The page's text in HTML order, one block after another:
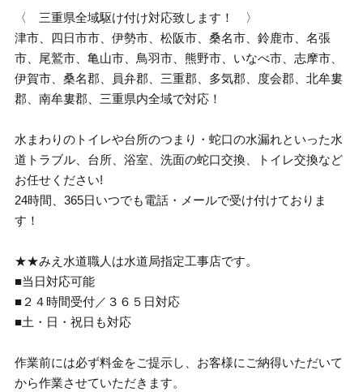
〈 三重県全域駆け付け対応致します！ 〉
津市、四日市市、伊勢市、松阪市、桑名市、鈴鹿市、名張
市、尾鷲市、亀山市、鳥羽市、熊野市、いなべ市、志摩市、
伊賀市、桑名郡、員弁郡、三重郡、多気郡、度会郡、北牟婁
郡、南牟婁郡、三重県内全域で対応！
水まわりのトイレや台所のつまり・蛇口の水漏れといった水
道トラブル、台所、浴室、洗面の蛇口交換、トイレ交換など
お任せください!
24時間、365日いつでも電話・メールで受け付けておりま
す！
★★みえ水道職人は水道局指定工事店です。
■当日対応可能
■２４時間受付／３６５日対応
■土・日・祝日も対応
作業前には必ず料金をご提示し、お客様にご納得いただいて
から作業させていただきます。